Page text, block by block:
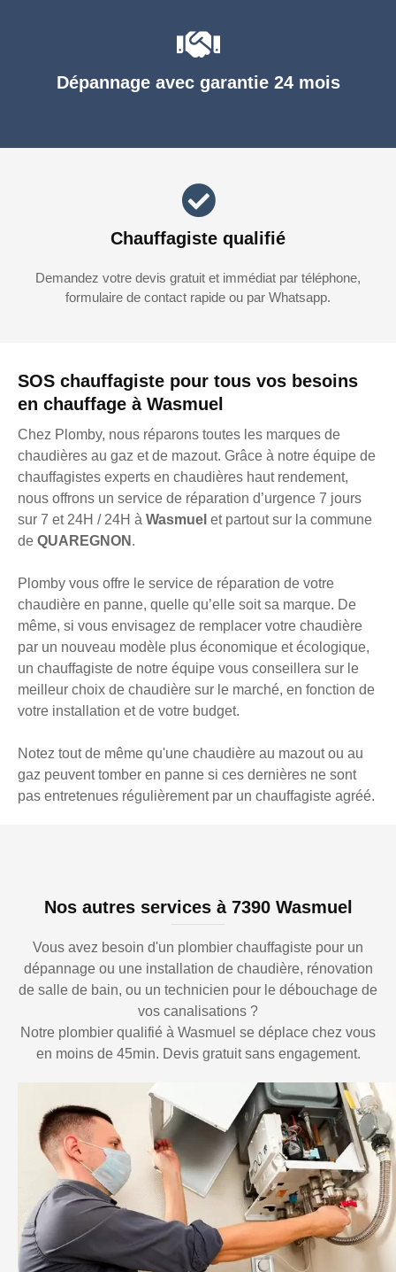
SOS chauffagiste pour tous vos besoins
en chauffage à Wasmuel
Chez Plomby, nous réparons toutes les marques de
chaudières au gaz et de mazout. Grâce à notre équipe de
chauffagistes experts en chaudières haut rendement,
nous offrons un service de réparation d’urgence 7 jours
sur 7 et 24H / 24H à Wasmuel et partout sur la commune
de QUAREGNON .
Plomby vous offre le service de réparation de votre
chaudière en panne, quelle qu’elle soit sa marque. De
même, si vous envisagez de remplacer votre chaudière
par un nouveau modèle plus économique et écologique,
un chauffagiste de notre équipe vous conseillera sur le
meilleur choix de chaudière sur le marché, en fonction de
votre installation et de votre budget.
Notez tout de même qu'une chaudière au mazout ou au
gaz peuvent tomber en panne si ces dernières ne sont
pas entretenues régulièrement par un chauffagiste agréé.
Dépannage avec garantie 24 mois
Chauffagiste qualifié
Demandez votre devis gratuit et immédiat par téléphone,
formulaire de contact rapide ou par Whatsapp.
Nos autres services à 7390 Wasmuel
Vous avez besoin d'un plombier chauffagiste pour un
dépannage ou une installation de chaudière, rénovation
de salle de bain, ou un technicien pour le débouchage de
vos canalisations ?
Notre plombier qualifié à Wasmuel se déplace chez vous
en moins de 45min. Devis gratuit sans engagement.